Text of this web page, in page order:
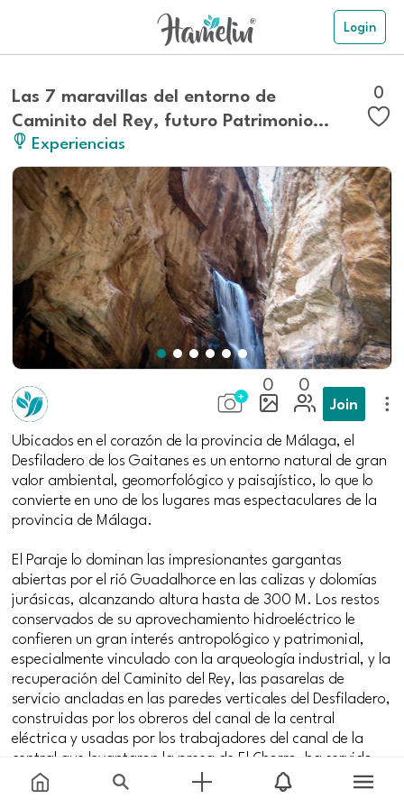
Login
Las 7 maravillas del entorno de
Caminito del Rey, futuro Patrimonio
Mundial de UNESCO
Experiencias
0
0 0
Join
Ubicados en el corazón de la provincia de Málaga, el
Desfiladero de los Gaitanes es un entorno natural de gran
valor ambiental, geomorfológico y paisajístico, lo que lo
convierte en uno de los lugares mas espectaculares de la
provincia de Málaga.
El Paraje lo dominan las impresionantes gargantas
abiertas por el rió Guadalhorce en las calizas y dolomías
jurásicas, alcanzando altura hasta de 300 M. Los restos
conservados de su aprovechamiento hidroeléctrico le
confieren un gran interés antropológico y patrimonial,
especialmente vinculado con la arqueología industrial, y la
recuperación del Caminito del Rey, las pasarelas de
servicio ancladas en las paredes verticales del Desfiladero,
construidas por los obreros del canal de la central
eléctrica y usadas por los trabajadores del canal de la
central que levantaron la presa de El Chorro, ha servido
como un privilegiado mirador para contemplar, admirar y
disfrutar aun mas estos espectaculares cañones.